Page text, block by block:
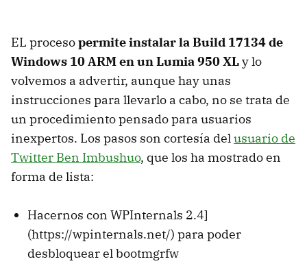
EL procesopermite instalar la Build 17134 de
Windows 10 ARM en un Lumia 950 XLy lo
volvemos a advertir, aunque hay unas
instrucciones para llevarlo a cabo, no se trata de
un procedimiento pensado para usuarios
inexpertos. Los pasos son cortesía delusuario de
Twitter Ben Imbushuo, que los ha mostrado en
forma de lista:
Hacernos con WPInternals 2.4]
(https://wpinternals.net/) para poder
desbloquear el bootmgrfw